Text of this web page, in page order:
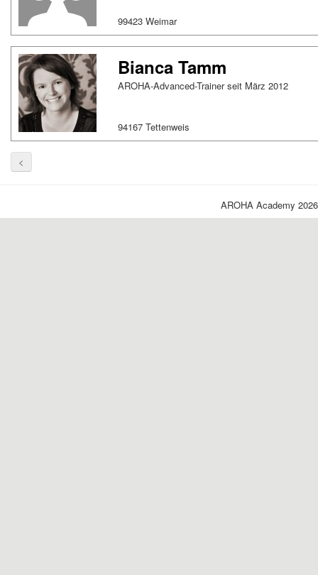
99423 Weimar
Bianca Tamm
AROHA-Advanced-Trainer seit März 2012
94167 Tettenweis
<
AROHA Academy